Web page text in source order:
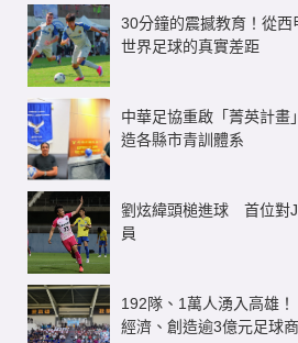
30分鐘的震撼教育！從
世界足球的真實差距
中華足協重啟「菁英計
造各縣市青訓體系
劉炫緯頭槌進球 首位對
員
192隊、1萬人湧入高雄
經濟、創造逾3億元足球